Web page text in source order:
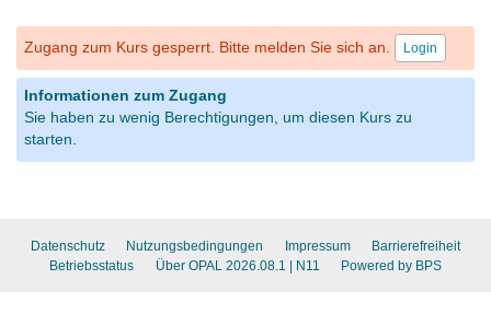
Zugang zum Kurs gesperrt. Bitte melden Sie sich an. Login
Informationen zum Zugang
Sie haben zu wenig Berechtigungen, um diesen Kurs zu
starten.
Datenschutz Nutzungsbedingungen Impressum
Barrierefreiheit
Betriebsstatus
Über OPAL 2026.08.1 | N11 Powered by BPS